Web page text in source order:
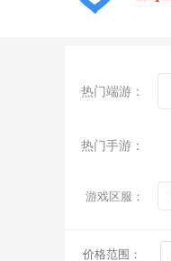
热门端游：
热门手游：
游戏区服：
价格范围：